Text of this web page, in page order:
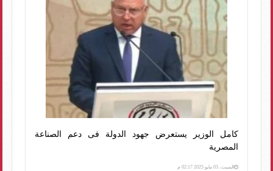
كامل الوزير يستعرض جهود الدولة فى دعم الصناعة
المصرية
السبت، 03 مايو 2025 02:17 م